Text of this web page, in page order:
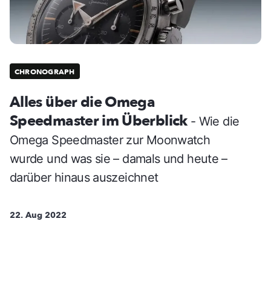
CHRONOGRAPH
Alles über die Omega
Speedmaster im Überblick - Wie die
Omega Speedmaster zur Moonwatch
wurde und was sie – damals und heute –
darüber hinaus auszeichnet
22. Aug 2022